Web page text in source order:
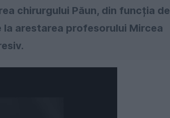
chirurgului Păun, din funcția de
arestarea profesorului Mircea